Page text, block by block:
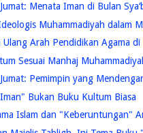
Menata Iman di Bulan
Muhammadiyah dalam
Ulang Arah Pendidikan Agama
Sesuai Manhaj
Pemimpin yang
Bukan Buku Kultum Biasa
Islam dan "Keberuntungan"